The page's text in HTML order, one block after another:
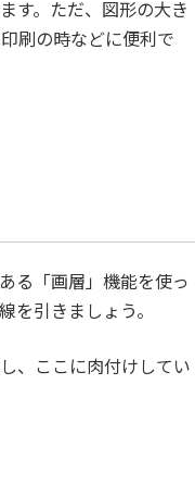
す。ただ、図形の大き
刷の時などに便利で
る「画層」機能を使っ
を引きましょう。
、ここに肉付けしてい